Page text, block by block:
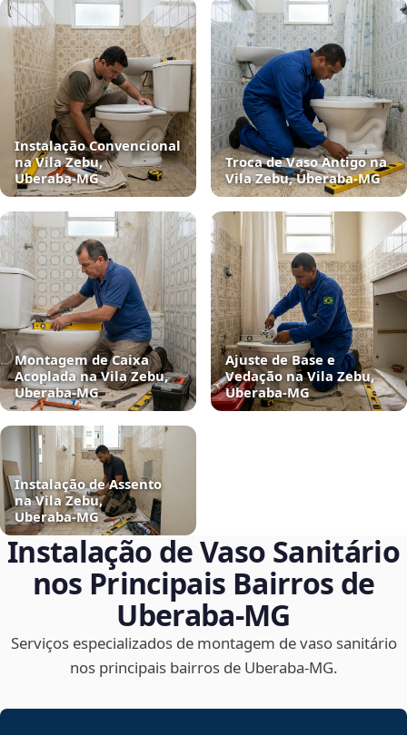
Instalação Convencional
na Vila Zebu,
Uberaba‑MG
Troca de Vaso Antigo na
Vila Zebu, Uberaba‑MG
Montagem de Caixa
Acoplada na Vila Zebu,
Uberaba‑MG
Ajuste de Base e
Vedação na Vila Zebu,
Uberaba‑MG
Instalação de Assento
na Vila Zebu,
Uberaba‑MG
Instalação de Vaso Sanitário
nos Principais Bairros de
Uberaba‑MG
Serviços especializados de montagem de vaso sanitário
nos principais bairros de Uberaba‑MG.